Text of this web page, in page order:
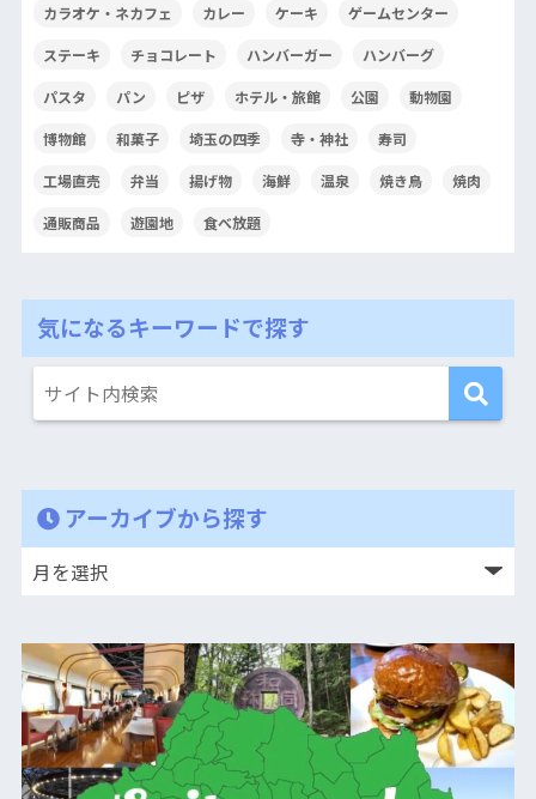
カラオケ・ネカフェ カレー ケーキ ゲームセンター
ステーキ チョコレート ハンバーガー ハンバーグ
パスタ パン ピザ ホテル・旅館 公園 動物園
博物館 和菓子 埼玉の四季 寺・神社 寿司
工場直売 弁当 揚げ物 海鮮 温泉 焼き鳥 焼肉
通販商品 遊園地 食べ放題
気になるキーワードで探す
アーカイブから探す